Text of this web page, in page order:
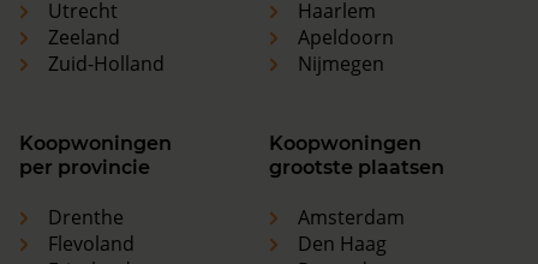
Utrecht
Zeeland
Zuid-Holland
Haarlem
Apeldoorn
Nijmegen
Koopwoningen
per provincie
Drenthe
Flevoland
Koopwoningen
grootste plaatsen
Amsterdam
Den Haag